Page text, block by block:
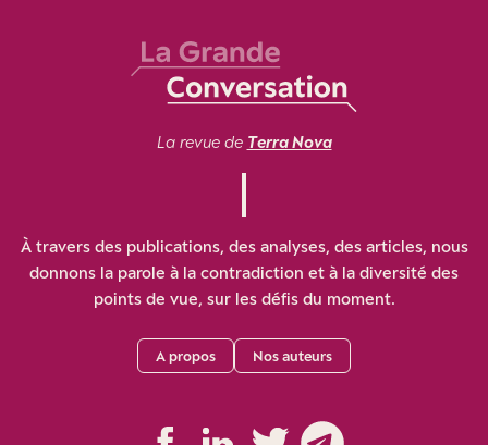
La revue de Terra Nova
À travers des publications, des analyses, des articles, nous
donnons la parole à la contradiction et à la diversité des
points de vue, sur les défis du moment.
A propos Nos auteurs